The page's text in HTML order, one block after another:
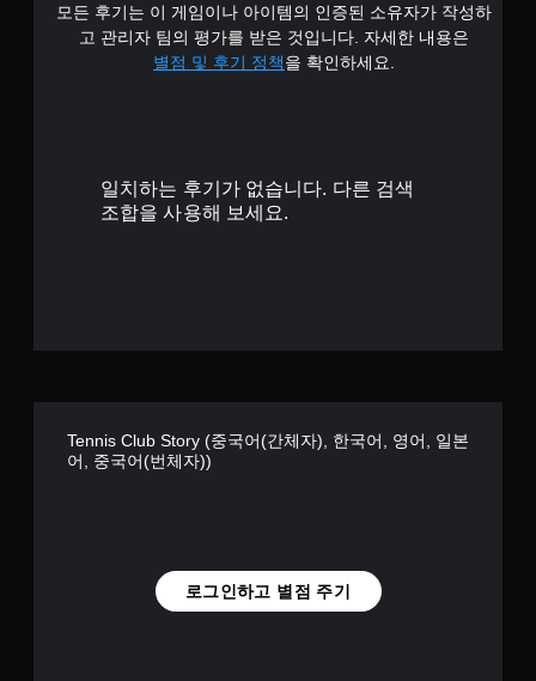
2
모든 후기는 이 게임이나 아이템의 인증된 소유자가 작성하
고 관리자 팀의 평가를 받은 것입니다. 자세한 내용은
별점 및 후기 정책을 확인하세요.
일치하는 후기가 없습니다. 다른 검색
조합을 사용해 보세요.
Tennis Club Story (중국어(간체자), 한국어, 영어, 일본
어, 중국어(번체자))
로그인하고 별점 주기